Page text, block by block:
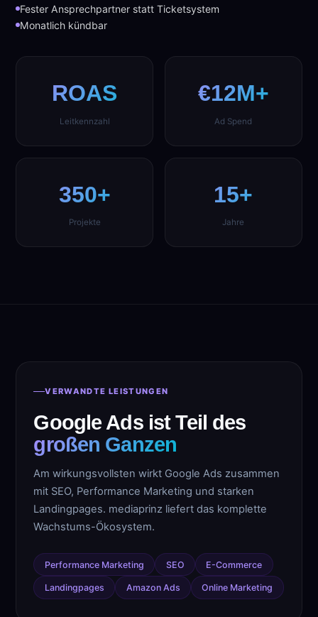
Fester Ansprechpartner statt Ticketsystem
Monatlich kündbar
ROAS
Leitkennzahl
€12M+
Ad Spend
350+
Projekte
15+
Jahre
VERWANDTE LEISTUNGEN
Google Ads ist Teil des
großen Ganzen
Am wirkungsvollsten wirkt Google Ads zusammen
mit SEO, Performance Marketing und starken
Landingpages. mediaprinz liefert das komplette
Wachstums-Ökosystem.
Performance Marketing SEO E-Commerce
Landingpages Amazon Ads Online Marketing